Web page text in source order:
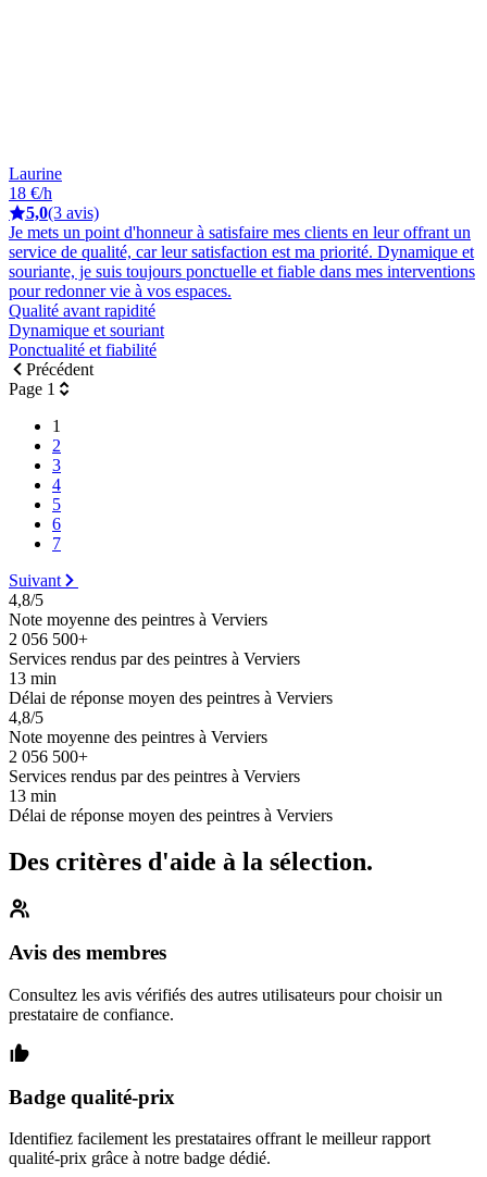
Laurine
18 €/h
5,0(3 avis)
Je mets un point d'honneur à satisfaire mes clients en leur offrant un
service de qualité, car leur satisfaction est ma priorité. Dynamique et
souriante, je suis toujours ponctuelle et fiable dans mes interventions
pour redonner vie à vos espaces.
Qualité avant rapidité
Dynamique et souriant
Ponctualité et fiabilité
Précédent
Page 1
1
2
3
4
5
6
7
Suivant
4,8/5
Note moyenne des peintres à Verviers
2 056 500+
Services rendus par des peintres à Verviers
13 min
Délai de réponse moyen des peintres à Verviers
4,8/5
Note moyenne des peintres à Verviers
2 056 500+
Services rendus par des peintres à Verviers
13 min
Délai de réponse moyen des peintres à Verviers
Des critères d'aide à la sélection.
Avis des membres
Consultez les avis vérifiés des autres utilisateurs pour choisir un
prestataire de confiance.
Badge qualité-prix
Identifiez facilement les prestataires offrant le meilleur rapport
qualité-prix grâce à notre badge dédié.